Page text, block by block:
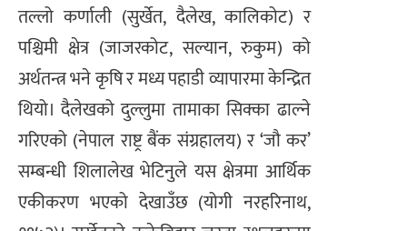
तल्लो कर्णाली (सुर्खेत, दैलेख, कालिकोट) र
पश्चिमी क्षेत्र (जाजरकोट, सल्यान, रुकुम) को
अर्थतन्त्र भने कृषि र मध्य पहाडी व्यापारमा केन्द्रित
थियो। दैलेखको दुल्लुमा तामाका सिक्का ढाल्ने
गरिएको (नेपाल राष्ट्र बैंक संग्रहालय) र ‘जौ कर’
सम्बन्धी शिलालेख भेटिनुले यस क्षेत्रमा आर्थिक
एकीकरण भएको देखाउँछ (योगी नरहरिनाथ,